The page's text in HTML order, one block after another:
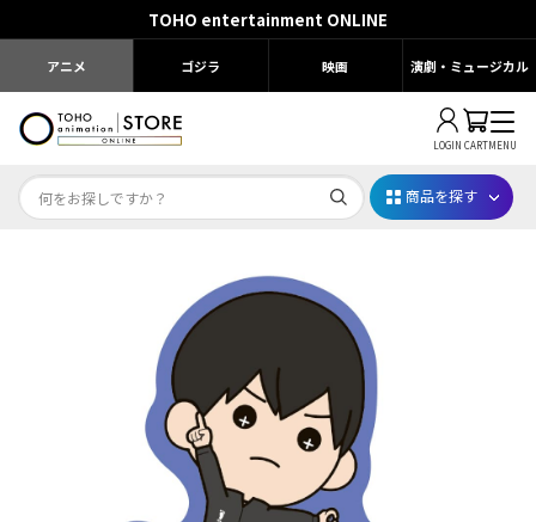
TOHO entertainment ONLINE
アニメ ゴジラ 映画 演劇・ミュージカル
LOGIN CARTMENU
Dr.STONE STONE FES.2026
じゅじゅフェス 2026
薬屋のひとりごと 夏の園遊会2026
商品を探す